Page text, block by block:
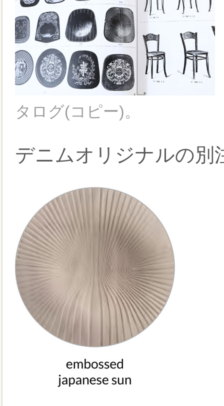
タログ(コピー)。
デニムオリジナルの別